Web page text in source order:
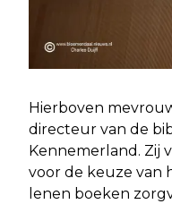
Hierboven
directeur van de
Kennemerland. Zij
voor de keuze van
lenen boeken